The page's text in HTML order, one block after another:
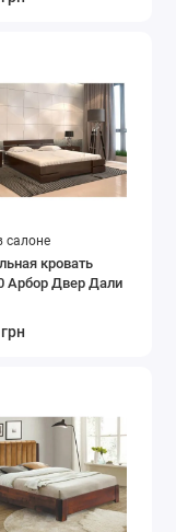
салоне
кровать
Арбор Двер Дали